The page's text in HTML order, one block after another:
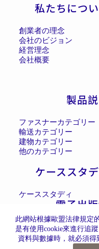
此網站根據歐盟法律規定
是有使用cookie來進行追
資料與數據時，就必須得
私たちにつ
創業者の理念
会社のビジョン
経営理念
会社概要
製品
ファスナーカテゴリー
輸送カテゴリー
建物カテゴリー
他のカテゴリー
ケーススタ
ケーススタディ
電子出
嗨，如果有問